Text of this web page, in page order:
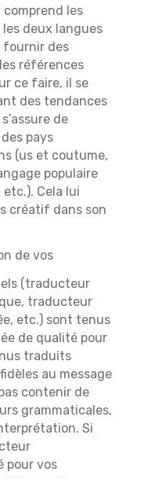
les
deux langues
fournir des
références
ce faire, il se
des tendances
de
pays
(us et coutume,
populaire
Cela lui
créatif dans son
de vos
(traducteur
traducteur
etc.) sont tenus
de qualité pour
traduits
au message
contenir de
grammaticales,
Si
pour vos